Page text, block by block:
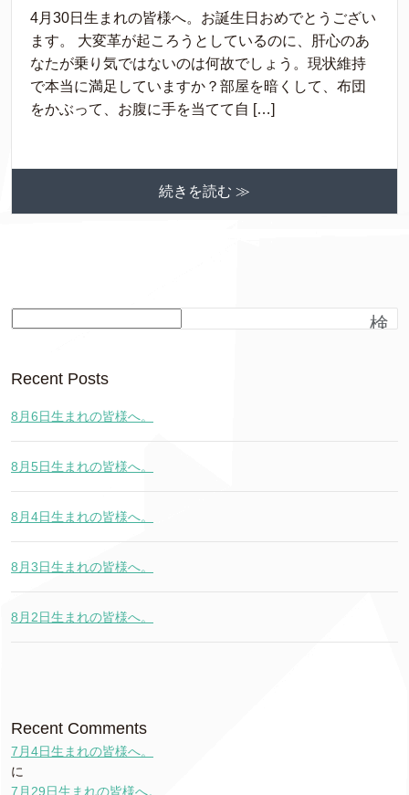
4月30日生まれの皆様へ。お誕生日おめでとうござい
ます。 大変革が起ころうとしているのに、肝心のあ
なたが乗り気ではないのは何故でしょう。現状維持
で本当に満足していますか？部屋を暗くして、布団
をかぶって、お腹に手を当てて自 […]
続きを読む ≫
検
Recent Posts
8月6日生まれの皆様へ。
8月5日生まれの皆様へ。
8月4日生まれの皆様へ。
8月3日生まれの皆様へ。
8月2日生まれの皆様へ。
Recent Comments
7月4日生まれの皆様へ。
に
7月29日生まれの皆様へ。